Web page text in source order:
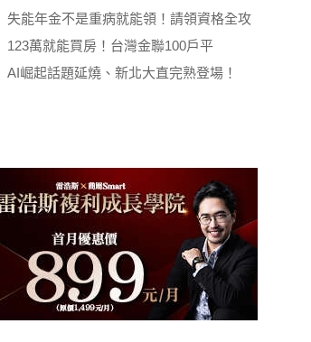
失能年金不是重病就能領！請領資格全攻
123萬就能買房！台灣金聯100戶平
AI崛起話題延燒、新北大直完熟登場！